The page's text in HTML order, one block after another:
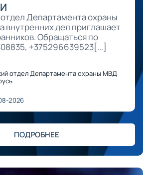
Департамента охраны
внутренних дел приглашает
Обращаться по
+375296639523[...]
отдел Департамента охраны МВД
2026
ПОДРОБНЕЕ